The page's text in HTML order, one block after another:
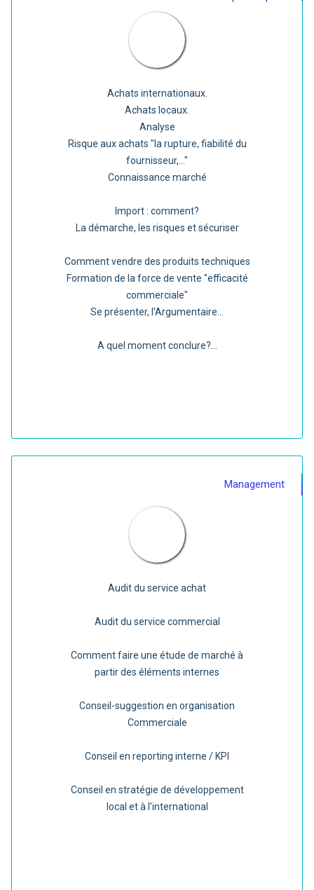
Achats internationaux.
Achats locaux.
Analyse
Risque aux achats "la rupture, fiabilité du
fournisseur,..."
Connaissance marché
Import : comment?
La démarche, les risques et sécuriser
Comment vendre des produits techniques
Formation de la force de vente "efficacité
commerciale"
Se présenter, l'Argumentaire...
A quel moment conclure?...
Management
Audit du service achat
Audit du service commercial
Comment faire une étude de marché à
partir des éléments internes
Conseil-suggestion en organisation
Commerciale
Conseil en reporting interne / KPI
Conseil en stratégie de développement
local et à l'international